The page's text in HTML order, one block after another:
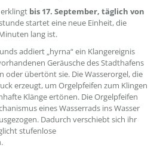
bis 17. September, täglich von
startet eine neue Einheit, die
lang ist.
addiert „hyrna“ ein Klangereignis
Geräusche des Stadthafens
oder übertönt sie. Die Wasserorgel, die
erzeugt, um Orgelpfeifen zum Klingen
Klänge ertönen. Die Orgelpfeifen
eines Wasserrads ins Wasser
Dadurch verschiebt sich ihr
stufenlose